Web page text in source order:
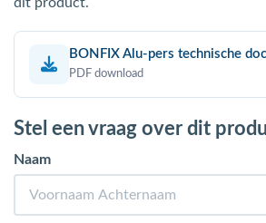
BONFIX Alu-pers technische
PDF download
Stel een vraag over dit
Naam